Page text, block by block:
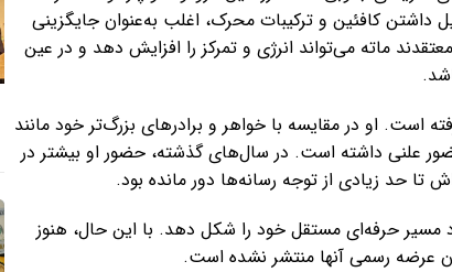
داشتن کافئین و ترکیبات محرک، اغلب به‌عنوان جایگزینی
ماته می‌تواند انرژی و تمرکز را افزایش دهد و در عین
است. او در مقایسه با خواهر و برادرهای بزرگ‌تر خود مانند
علنی داشته است. در سال‌های گذشته، حضور او بیشتر در
حد زیادی از توجه رسانه‌ها دور مانده بود.
مسیر حرفه‌ای مستقل خود را شکل دهد. با این حال، هنوز
عرضه رسمی آنها منتشر نشده است.